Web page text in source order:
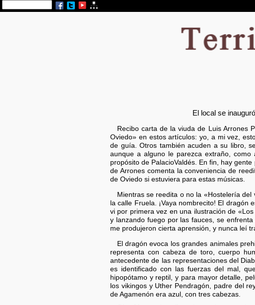
El local se
Recibo carta de la viuda de Luis Arrones
Oviedo» en estos artículos: yo, a mi vez,
de guía. Otros también acuden a su libro,
aunque a alguno le parezca extraño,
propósito de PalacioValdés. En fin, hay
de Arrones comenta la conveniencia de
de Oviedo si estuviera para estas músicas.
Mientras se reedita o no la «Hostelería
la calle Fruela. ¡Vaya nombrecito! El
vi por primera vez en una ilustración de
y lanzando fuego por las fauces, se
me produjeron cierta aprensión, y nunca leí
El dragón evoca los grandes animales
representa con cabeza de toro, cuerpo
antecedente de las representaciones del
es identificado con las fuerzas del mal,
hipopótamo y reptil, y para mayor detalle,
los vikingos y Uther Pendragón, padre del
de Agamenón era azul, con tres cabezas.